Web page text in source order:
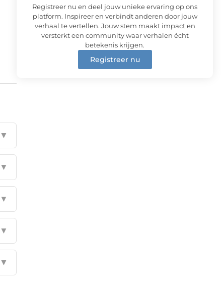
▼
▼
▼
▼
▼
Registreer nu en deel jouw unieke ervaring op ons
platform. Inspireer en verbindt anderen door jouw
verhaal te vertellen. Jouw stem maakt impact en
versterkt een community waar verhalen écht
betekenis krijgen.
Registreer nu